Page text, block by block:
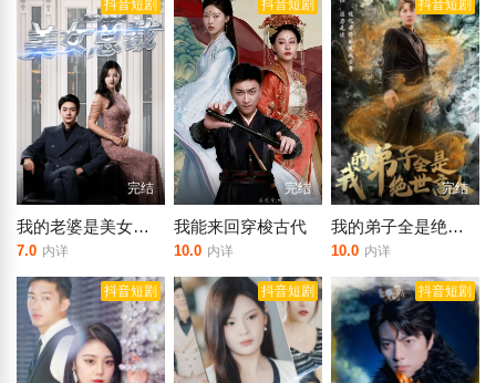
抖音短剧
完结
我的老婆是美女总裁
7.0 内详
抖音短剧
完结
我能来回穿梭古代
10.0 内详
抖音短剧
完结
我的弟子全是绝世高人
10.0 内详
抖音短剧 抖音短剧 抖音短剧